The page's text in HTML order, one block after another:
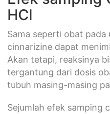
HCl
Sama seperti obat pada
cinnarizine dapat
Akan tetapi, reaksinya
tergantung dari dosis
tubuh masing-masing
Sejumlah efek samping